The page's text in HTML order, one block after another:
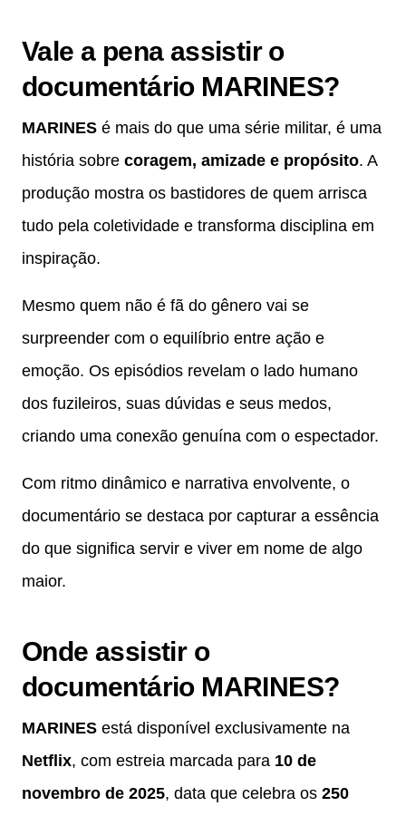
Vale a pena assistir o
documentário MARINES?
MARINES é mais do que uma série militar, é uma
história sobre coragem, amizade e propósito. A
produção mostra os bastidores de quem arrisca
tudo pela coletividade e transforma disciplina em
inspiração.
Mesmo quem não é fã do gênero vai se
surpreender com o equilíbrio entre ação e
emoção. Os episódios revelam o lado humano
dos fuzileiros, suas dúvidas e seus medos,
criando uma conexão genuína com o espectador.
Com ritmo dinâmico e narrativa envolvente, o
documentário se destaca por capturar a essência
do que significa servir e viver em nome de algo
maior.
Onde assistir o
documentário MARINES?
MARINES está disponível exclusivamente na
Netflix, com estreia marcada para 10 de
novembro de 2025, data que celebra os 250